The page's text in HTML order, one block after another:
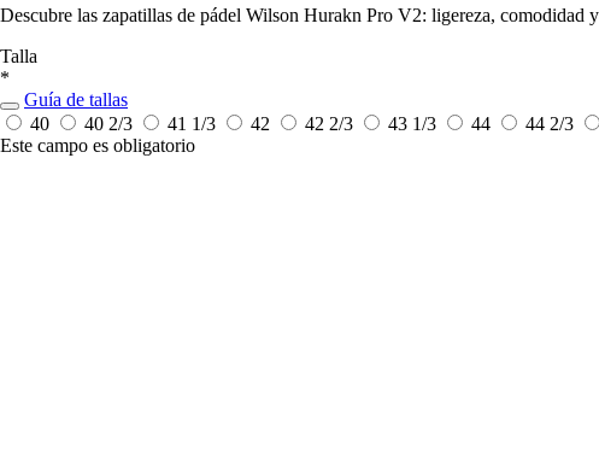
Descubre las zapatillas de pádel Wilson Hurakn Pro V2: ligereza, comodidad
Talla
*
Guía de tallas
40
40 2/3 41 1/3 42 42 2/3 43 1/3 44 44 2/3
Este campo es obligatorio